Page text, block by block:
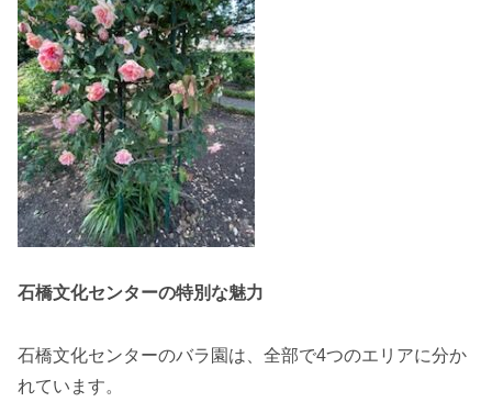
石橋文化センターの特別な魅力
石橋文化センターのバラ園は、全部で4つのエリアに分か
れています。